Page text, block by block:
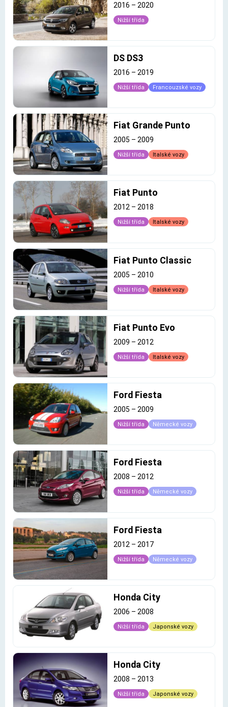
2016 – 2020
Nižší třída
DS DS3
2016 – 2019
Nižší třída Francouzské vozy
Fiat Grande Punto
2005 – 2009
Nižší třída Italské vozy
Fiat Punto
2012 – 2018
Nižší třída Italské vozy
Fiat Punto Classic
2005 – 2010
Nižší třída Italské vozy
Fiat Punto Evo
2009 – 2012
Nižší třída Italské vozy
Ford Fiesta
2005 – 2009
Nižší třída Německé vozy
Ford Fiesta
2008 – 2012
Nižší třída Německé vozy
Ford Fiesta
2012 – 2017
Nižší třída Německé vozy
Honda City
2006 – 2008
Nižší třída Japonské vozy
Honda City
2008 – 2013
Nižší třída Japonské vozy